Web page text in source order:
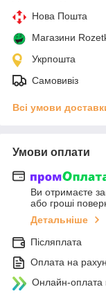
Нова Пошта
Магазини
Укрпошта
Самовивіз
Всі умови
Умови оплати
Ви отримаєте
або гроші
Детальніше
Післяплата
Оплата на
Онлайн-оплата